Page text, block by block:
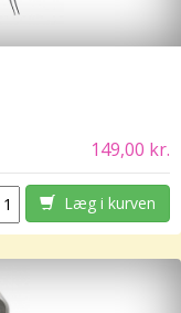
149,00 kr.
Læg i kurven